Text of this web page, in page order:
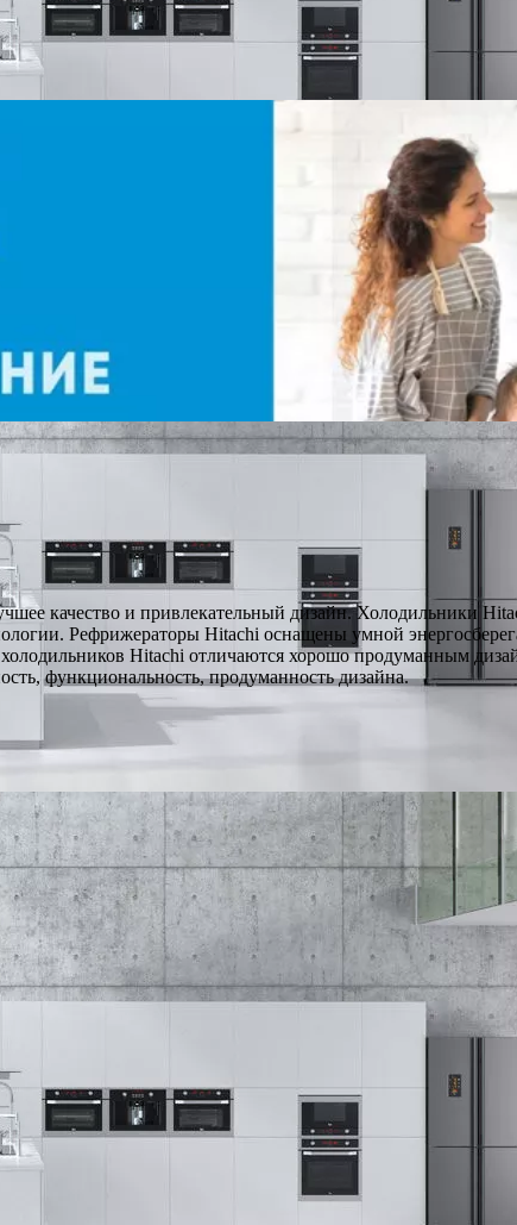
качество и привлекательный дизайн. Холодильники
Рефрижераторы Hitachi оснащены умной
Hitachi отличаются хорошо продуманным
функциональность, продуманность дизайна.